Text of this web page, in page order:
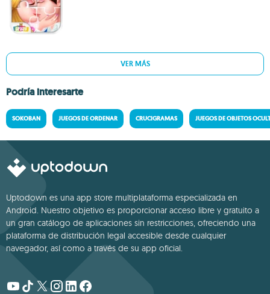
VER MÁS
Podría interesarte
SOKOBAN JUEGOS DE ORDENAR CRUCIGRAMAS JUEGOS DE OBJETOS
Uptodown es una app store multiplataforma especializada en
Android. Nuestro objetivo es proporcionar acceso libre y gratuito a
un gran catálogo de aplicaciones sin restricciones, ofreciendo una
plataforma de distribución legal accesible desde cualquier
navegador, así como a través de su app oficial.